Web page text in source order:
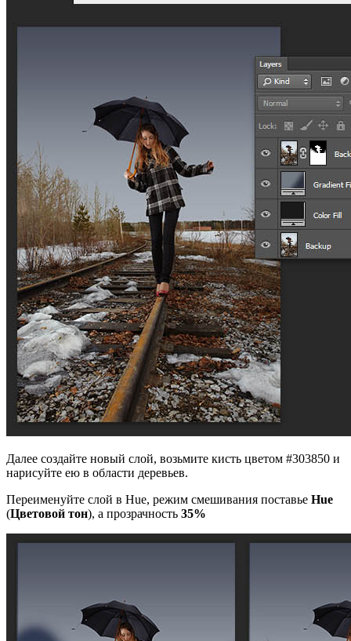
Далее создайте новый слой, возьмите кисть цветом #303850 и
нарисуйте ею в области деревьев.
Переименуйте слой в Hue, режим смешивания поставье Hue
(Цветовой тон), а прозрачность 35%